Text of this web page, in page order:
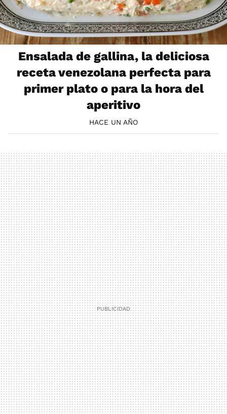
Ensalada de gallina, la deliciosa
receta venezolana perfecta para
primer plato o para la hora del
aperitivo
HACE UN AÑO